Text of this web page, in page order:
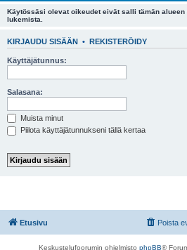
Käytössäsi olevat oikeudet eivät salli tämän
lukemista.
KIRJAUDU SISÄÄN • REKISTERÖIDY
Käyttäjätunnus:
Salasana:
Muista minut
Piilota käyttäjätunnukseni tällä kertaa
Etusivu Poista
Keskustelufoorumin ohjelmisto phpBB®